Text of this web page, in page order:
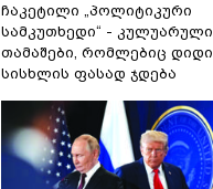
ჩაკეტილი „პოლიტიკური
სამკუთხედი“ - კულუარული
თამაშები, რომლებიც დიდი
სისხლის ფასად ჯდება